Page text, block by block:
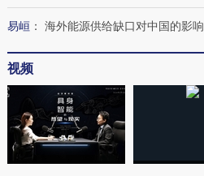
的吸金
什么让中产们甘
钱找虐”？
毒品
易峘 ： 海外能源供给缺口对中国的影响
视频